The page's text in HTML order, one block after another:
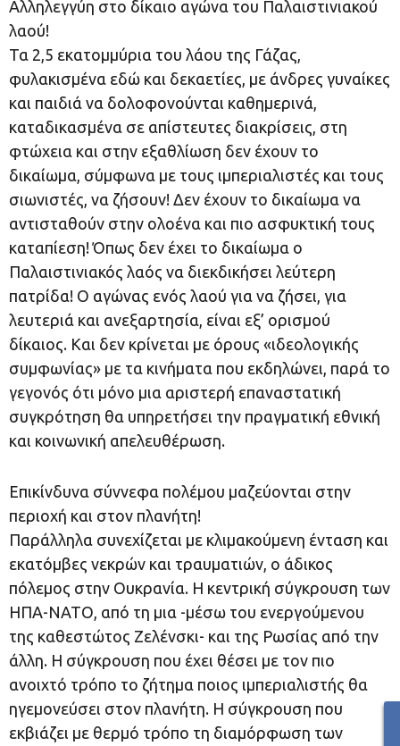
Αλληλεγγύη στο δίκαιο αγώνα του Παλαιστινιακού
λαού!
Τα 2,5 εκατομμύρια του λάου της Γάζας,
φυλακισμένα εδώ και δεκαετίες, με άνδρες γυναίκες
και παιδιά να δολοφονούνται καθημερινά,
καταδικασμένα σε απίστευτες διακρίσεις, στη
φτώχεια και στην εξαθλίωση δεν έχουν το
δικαίωμα, σύμφωνα με τους ιμπεριαλιστές και τους
σιωνιστές, να ζήσουν! Δεν έχουν το δικαίωμα να
αντισταθούν στην ολοένα και πιο ασφυκτική τους
καταπίεση! Όπως δεν έχει το δικαίωμα ο
Παλαιστινιακός λαός να διεκδικήσει λεύτερη
πατρίδα! Ο αγώνας ενός λαού για να ζήσει, για
λευτεριά και ανεξαρτησία, είναι εξ’ ορισμού
δίκαιος. Και δεν κρίνεται με όρους «ιδεολογικής
συμφωνίας» με τα κινήματα που εκδηλώνει, παρά το
γεγονός ότι μόνο μια αριστερή επαναστατική
συγκρότηση θα υπηρετήσει την πραγματική εθνική
και κοινωνική απελευθέρωση.
Επικίνδυνα σύννεφα πολέμου μαζεύονται στην
περιοχή και στον πλανήτη!
Παράλληλα συνεχίζεται με κλιμακούμενη ένταση και
εκατόμβες νεκρών και τραυματιών, ο άδικος
πόλεμος στην Ουκρανία. Η κεντρική σύγκρουση των
ΗΠΑ-ΝΑΤΟ, από τη μια -μέσω του ενεργούμενου
της καθεστώτος Ζελένσκι- και της Ρωσίας από την
άλλη. Η σύγκρουση που έχει θέσει με τον πιο
ανοιχτό τρόπο το ζήτημα ποιος ιμπεριαλιστής θα
ηγεμονεύσει στον πλανήτη. Η σύγκρουση που
εκβιάζει με θερμό τρόπο τη διαμόρφωση των